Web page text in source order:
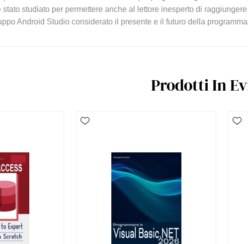
stato studiato per permettere anche al lettore inesperto di
Android Studio considerato il presente e il futuro della
Prodotti In